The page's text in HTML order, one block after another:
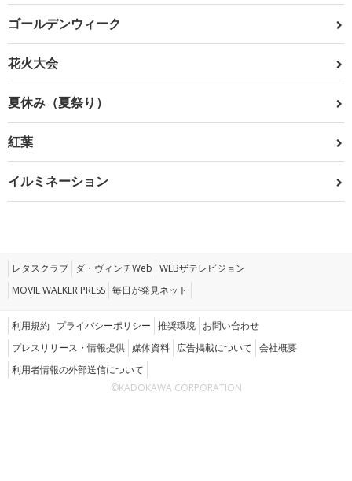
ゴールデンウィーク
花火大会
夏休み（夏祭り）
紅葉
イルミネーション
レタスクラブ ダ・ヴィンチWeb WEBザテレビジョン
MOVIE WALKER PRESS 毎日が発見ネット
利用規約 プライバシーポリシー 推奨環境 お問い合わせ
プレスリリース・情報提供 媒体資料 広告掲載について 会社概要
利用者情報の外部送信について
©KADOKAWA CORPORATION